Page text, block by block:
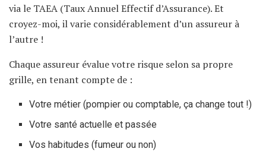
via le TAEA (Taux Annuel Effectif d’Assurance). Et
croyez-moi, il varie considérablement d’un assureur à
l’autre !
Chaque assureur évalue votre risque selon sa propre
grille, en tenant compte de :
Votre métier (pompier ou comptable, ça change tout !)
Votre santé actuelle et passée
Vos habitudes (fumeur ou non)